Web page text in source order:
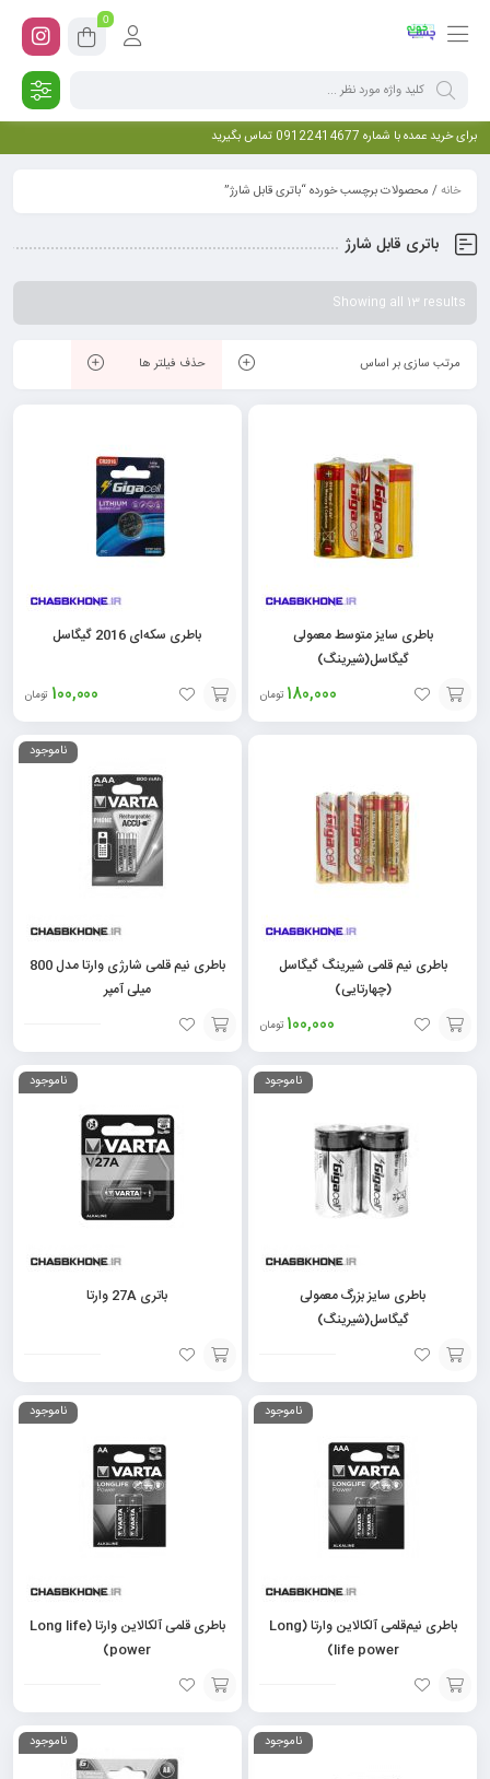
0
برای خرید عمده با شماره 09122414677 تماس بگیرید
خانه/ محصولات برچسب خورده “باتری قابل شارژ”
باتری قابل شارژ
Showing all 13 results
مرتب سازی بر اساس حذف فیلتر ها
باطری سایز متوسط معمولی
گیگاسل(شیرینگ)
180,000 تومان
افزودن
باطری سکه‌ای 2016 گیگاسل
100,000 تومان
افزودن
باطری نیم قلمی شیرینگ گیگاسل
(چهارتایی)
100,000 تومان
افزودن
ناموجود
باطری نیم قلمی شارژی وارتا مدل 800
میلی آمپر
افزودن
ناموجود
باطری سایز بزرگ معمولی
گیگاسل(شیرینگ)
افزودن
ناموجود
باتری 27A وارتا
افزودن
ناموجود
باطری نیم‌قلمی آلکالاین وارتا (Long
life power)
افزودن
ناموجود
باطری قلمی آلکالاین وارتا (Long life
power)
افزودن
ناموجود ناموجود